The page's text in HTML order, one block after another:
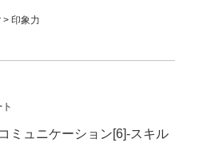
> 印象力
ミュニケーション[6]-スキル